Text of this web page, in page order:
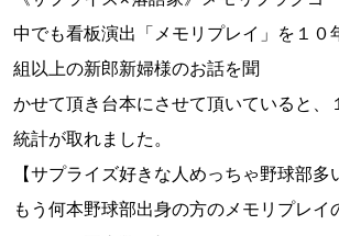
中でも看板演出「メモリプレイ」を１０
組以上の新郎新婦様のお話を聞
かせて頂き台本にさせて頂いていると、
統計が取れました。
【サプライズ好きな人めっちゃ野球部多
もう何本野球部出身の方のメモリプレイ